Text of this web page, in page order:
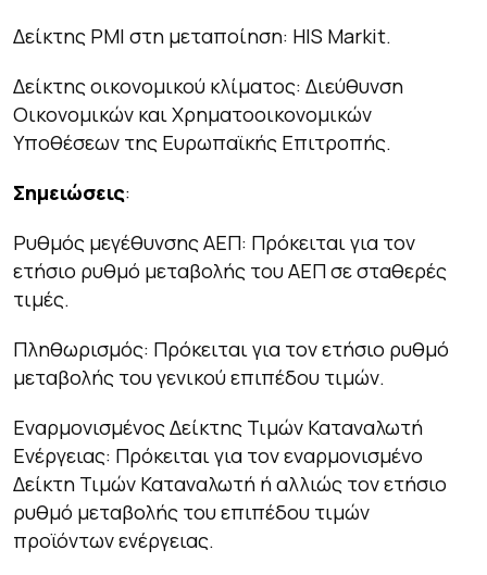
Δείκτης PMI στη μεταποίηση: HIS Markit.
Δείκτης οικονομικού κλίματος: Διεύθυνση
Οικονομικών και Χρηματοοικονομικών
Υποθέσεων της Ευρωπαϊκής Επιτροπής.
Σημειώσεις:
Ρυθμός μεγέθυνσης ΑΕΠ: Πρόκειται για τον
ετήσιο ρυθμό μεταβολής του ΑΕΠ σε σταθερές
τιμές.
Πληθωρισμός: Πρόκειται για τον ετήσιο ρυθμό
μεταβολής του γενικού επιπέδου τιμών.
Εναρμονισμένος Δείκτης Τιμών Καταναλωτή
Ενέργειας: Πρόκειται για τον εναρμονισμένο
Δείκτη Τιμών Καταναλωτή ή αλλιώς τον ετήσιο
ρυθμό μεταβολής του επιπέδου τιμών
προϊόντων ενέργειας.